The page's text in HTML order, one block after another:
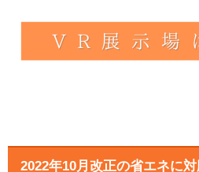
2022年10月改正の省エネに